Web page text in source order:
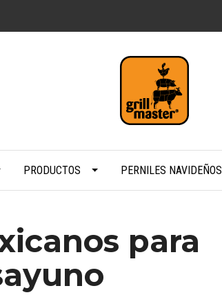
PRODUCTOS PERNILES NAVIDEÑOS
para